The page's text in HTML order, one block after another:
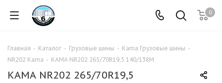
0
Главная - Каталог - Грузовые шины - Kama Грузовые шины -
NR202 Kama - КАМА NR202 265/70R19,5 140/138M
КАМА NR202 265/70R19,5